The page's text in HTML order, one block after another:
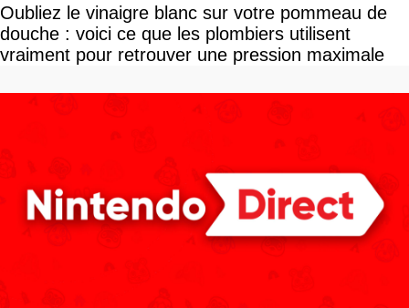
Oubliez le vinaigre blanc sur votre pommeau de
douche : voici ce que les plombiers utilisent
vraiment pour retrouver une pression maximale